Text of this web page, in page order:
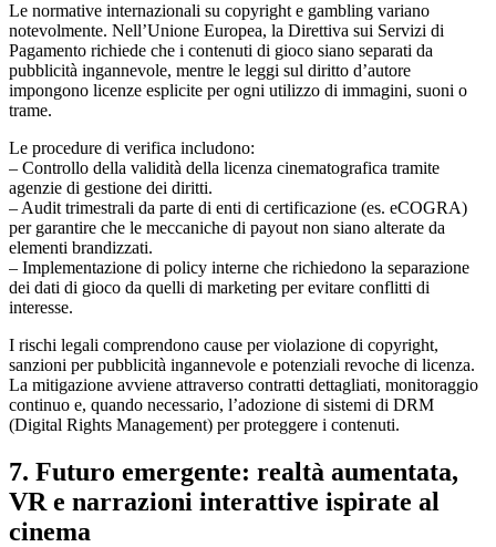
Le normative internazionali su copyright e gambling variano
notevolmente. Nell’Unione Europea, la Direttiva sui Servizi di
Pagamento richiede che i contenuti di gioco siano separati da
pubblicità ingannevole, mentre le leggi sul diritto d’autore
impongono licenze esplicite per ogni utilizzo di immagini, suoni o
trame.
Le procedure di verifica includono:
– Controllo della validità della licenza cinematografica tramite
agenzie di gestione dei diritti.
– Audit trimestrali da parte di enti di certificazione (es. eCOGRA)
per garantire che le meccaniche di payout non siano alterate da
elementi brandizzati.
– Implementazione di policy interne che richiedono la separazione
dei dati di gioco da quelli di marketing per evitare conflitti di
interesse.
I rischi legali comprendono cause per violazione di copyright,
sanzioni per pubblicità ingannevole e potenziali revoche di licenza.
La mitigazione avviene attraverso contratti dettagliati, monitoraggio
continuo e, quando necessario, l’adozione di sistemi di DRM
(Digital Rights Management) per proteggere i contenuti.
7. Futuro emergente: realtà aumentata,
VR e narrazioni interattive ispirate al
cinema